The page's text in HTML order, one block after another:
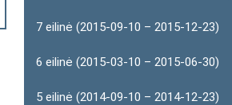
7 eilinė (2015-09-10 – 2015-12-23)
6 eilinė (2015-03-10 – 2015-06-30)
5 eilinė (2014-09-10 – 2014-12-23)